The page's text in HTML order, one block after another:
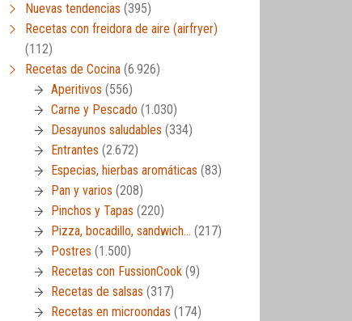
Nuevas tendencias (395)
Recetas con freidora de aire (airfryer)
(112)
Recetas de Cocina (6.926)
Aperitivos (556)
Carne y Pescado (1.030)
Desayunos saludables (334)
Entrantes (2.672)
Especias, hierbas aromáticas (83)
Pan y varios (208)
Pinchos y Tapas (220)
Pizza, bocadillo, sandwich… (217)
Postres (1.500)
Recetas con FussionCook (9)
Recetas de salsas (317)
Recetas en microondas (174)